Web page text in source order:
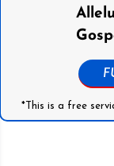
*This is a free